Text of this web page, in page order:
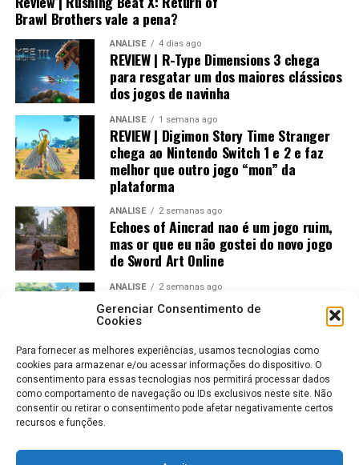
Gerenciar Consentimento de
Cookies
Para fornecer as melhores experiências, usamos tecnologias como
cookies para armazenar e/ou acessar informações do dispositivo. O
consentimento para essas tecnologias nos permitirá processar dados
como comportamento de navegação ou IDs exclusivos neste site. Não
consentir ou retirar o consentimento pode afetar negativamente certos
recursos e funções.
Switch 1
Visualmente, o jogo impressiona bastante.
NoNintendo Switch 2, a qualidade gráfica
praticamente não fica devendo em relação às versões de
PlayStation 5 e Xbox, entregando uma experiência
muito próxima dos consoles mais potentes.
Já noNintendo Switch 1, o trabalho de otimização
merece elogios. Naturalmente existem reduções na
qualidade das texturas e alguns ajustes gráficos, mas o
resultado final continua muito bonito.
Na prática, lembra bastante um RPG de alta qualidade
Brawl Brothers vale a pena?
ANÁLISE 4 dias ago
REVIEW | R-Type Dimensions 3 chega
para resgatar um dos maiores clássicos
dos jogos de navinha
ANÁLISE 1 semana ago
REVIEW | Digimon Story Time Stranger
chega ao Nintendo Switch 1 e 2 e faz
melhor que outro jogo “mon” da
plataforma
ANÁLISE 2 semanas ago
Echoes of Aincrad nao é um jogo ruim,
mas or que eu não gostei do novo jogo
de Sword Art Online
ANÁLISE 2 semanas ago
Jogos Amados e Odiados do Sonic: Os
Maiores Acertos e Erros da SEGA